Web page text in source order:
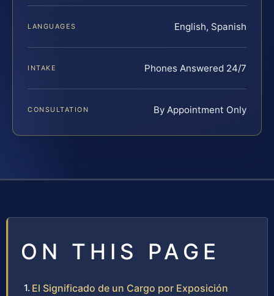
LANGUAGES English, Spanish
INTAKE Phones Answered 24/7
CONSULTATION By Appointment Only
ON THIS PAGE
El Significado de un Cargo por Exposición